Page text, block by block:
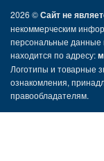
2026 ©Сайт не
некоммерческим
персональные данные
находится по адресу:
Логотипы и товарные
ознакомления,
правообладателям.